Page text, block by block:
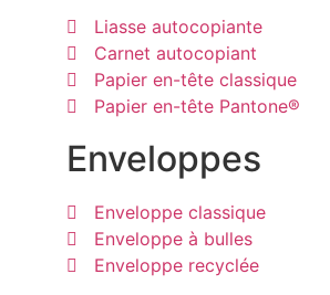
Liasse autocopiante
Carnet autocopiant
Papier en-tête classique
Papier en-tête Pantone®
Enveloppes
Enveloppe classique
Enveloppe à bulles
Enveloppe recyclée